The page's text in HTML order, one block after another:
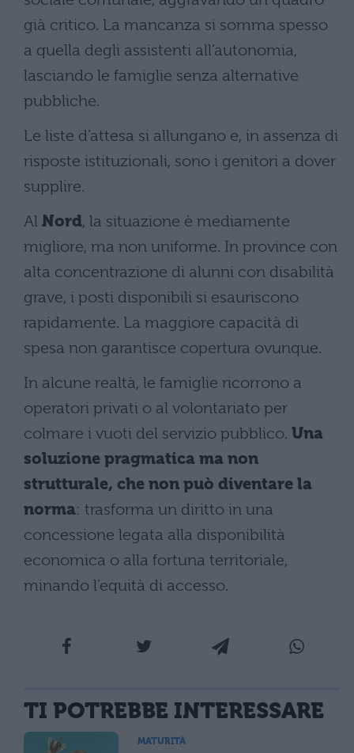
già critico. La mancanza si somma spesso
a quella degli assistenti all’autonomia,
lasciando le famiglie senza alternative
pubbliche.
Le liste d’attesa si allungano e, in assenza di
risposte istituzionali, sono i genitori a dover
supplire.
Al Nord, la situazione è mediamente
migliore, ma non uniforme. In province con
alta concentrazione di alunni con disabilità
grave, i posti disponibili si esauriscono
rapidamente. La maggiore capacità di
spesa non garantisce copertura ovunque.
In alcune realtà, le famiglie ricorrono a
operatori privati o al volontariato per
colmare i vuoti del servizio pubblico. Una
soluzione pragmatica ma non
strutturale, che non può diventare la
norma: trasforma un diritto in una
concessione legata alla disponibilità
economica o alla fortuna territoriale,
minando l’equità di accesso.
TI POTREBBE INTERESSARE
MATURITÀ